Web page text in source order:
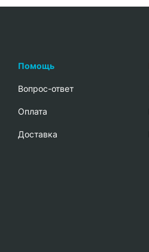
Помощь
Вопрос-ответ
Oплата
Доставка